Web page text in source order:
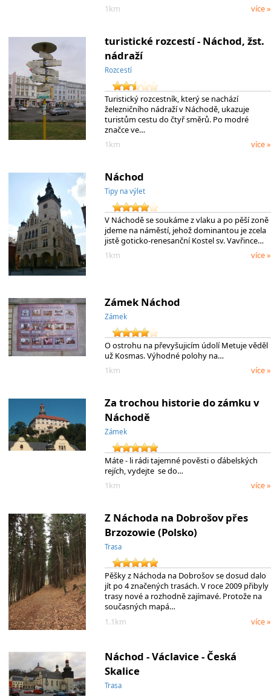
1km
více »
turistické rozcestí - Náchod, žst.
nádraží
Rozcestí
Turistický rozcestník, který se nachází
železničního nádraží v Náchodě, ukazuje
turistům cestu do čtyř směrů. Po modré
značce ve…
1km
více »
Náchod
Tipy na výlet
V Náchodě se soukáme z vlaku a po pěší zoně
jdeme na náměstí, jehož dominantou je zcela
jistě goticko-renesanční Kostel sv. Vavřince…
1km
více »
Zámek Náchod
Zámek
O ostrohu na převyšujicím údolí Metuje věděl
už Kosmas. Výhodné polohy na…
1km
více »
Za trochou historie do zámku v
Náchodě
Zámek
Máte - li rádi tajemné pověsti o ďábelských
rejích, vydejte se do…
1km
více »
Z Náchoda na Dobrošov přes
Brzozowie (Polsko)
Trasa
Pěšky z Náchoda na Dobrošov se dosud dalo
jít po 4 značených trasách. V roce 2009 přibyly
trasy nové a rozhodně zajímavé. Protože na
současných mapá…
1.1km
více »
Náchod - Václavice - Česká
Skalice
Trasa